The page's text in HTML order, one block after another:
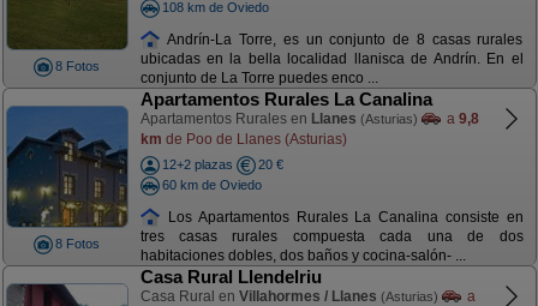
8 Fotos
108 km de Oviedo
Andrín-La Torre, es un conjunto de 8 casas rurales
ubicadas en la bella localidad llanisca de Andrín. En el
conjunto de La Torre puedes enco ...
8 Fotos
Apartamentos Rurales La Canalina
Apartamentos Rurales en Llanes (Asturias) a 9,8
km de Poo de Llanes (Asturias)
12+2 plazas
20 €
60 km de Oviedo
Los Apartamentos Rurales La Canalina consiste en
tres casas rurales compuesta cada una de dos
habitaciones dobles, dos baños y cocina-salón- ...
Casa Rural Llendelriu
Casa Rural en Villahormes / Llanes (Asturias)
a